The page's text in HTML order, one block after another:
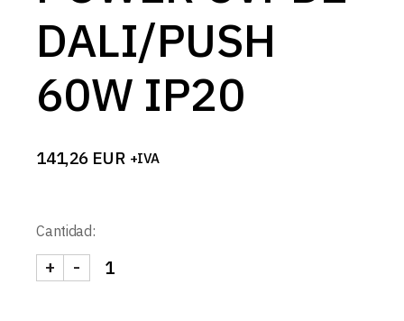
DALI/PUSH
60W IP20
141,26 EUR +IVA
Cantidad:
FUENTE ALIMENTACION 24V INFINITUM
-
+